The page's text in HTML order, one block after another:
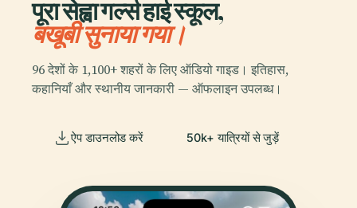
पूरा सेह्वा गर्ल्स हाई स्कूल,
बखूबी सुनाया गया।
96 देशों के 1,100+ शहरों के लिए ऑडियो गाइड। इतिहास,
कहानियाँ और स्थानीय जानकारी — ऑफलाइन उपलब्ध।
ऐप डाउनलोड करें 50k+ यात्रियों से जुड़ें